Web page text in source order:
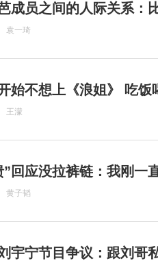
成员之间的人际关系：
袁一琦
始不想上《浪姐》 吃饭
王濛
”回应没拉裤链：我刚一
黄子韬
宇宁节目争议：跟刘哥